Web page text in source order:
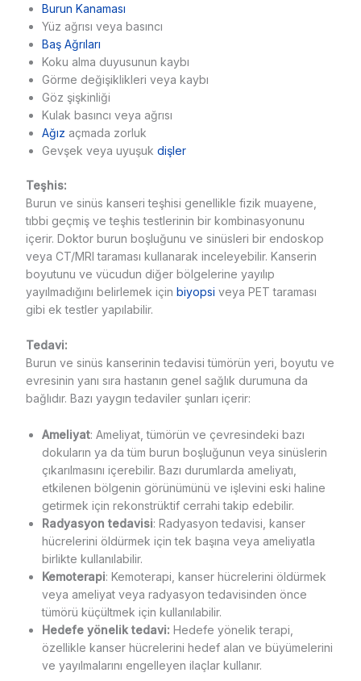
Burun Kanaması
Yüz ağrısı veya basıncı
Baş Ağrıları
Koku alma duyusunun kaybı
Görme değişiklikleri veya kaybı
Göz şişkinliği
Kulak basıncı veya ağrısı
Ağız açmada zorluk
Gevşek veya uyuşuk dişler
Teşhis:
Burun ve sinüs kanseri teşhisi genellikle fizik muayene,
tıbbi geçmiş ve teşhis testlerinin bir kombinasyonunu
içerir. Doktor burun boşluğunu ve sinüsleri bir endoskop
veya CT/MRI taraması kullanarak inceleyebilir. Kanserin
boyutunu ve vücudun diğer bölgelerine yayılıp
yayılmadığını belirlemek için biyopsi veya PET taraması
gibi ek testler yapılabilir.
Tedavi:
Burun ve sinüs kanserinin tedavisi tümörün yeri, boyutu ve
evresinin yanı sıra hastanın genel sağlık durumuna da
bağlıdır. Bazı yaygın tedaviler şunları içerir:
Ameliyat: Ameliyat, tümörün ve çevresindeki bazı
dokuların ya da tüm burun boşluğunun veya sinüslerin
çıkarılmasını içerebilir. Bazı durumlarda ameliyatı,
etkilenen bölgenin görünümünü ve işlevini eski haline
getirmek için rekonstrüktif cerrahi takip edebilir.
Radyasyon tedavisi: Radyasyon tedavisi, kanser
hücrelerini öldürmek için tek başına veya ameliyatla
birlikte kullanılabilir.
Kemoterapi: Kemoterapi, kanser hücrelerini öldürmek
veya ameliyat veya radyasyon tedavisinden önce
tümörü küçültmek için kullanılabilir.
Hedefe yönelik tedavi: Hedefe yönelik terapi,
özellikle kanser hücrelerini hedef alan ve büyümelerini
ve yayılmalarını engelleyen ilaçlar kullanır.